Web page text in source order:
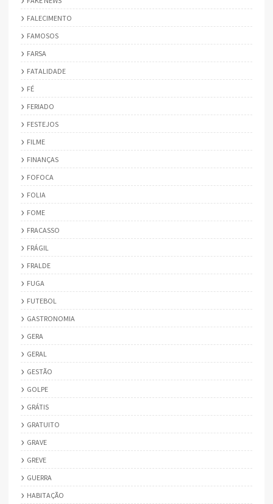
FALECIMENTO
FAMOSOS
FARSA
FATALIDADE
FÉ
FERIADO
FESTEJOS
FILME
FINANÇAS
FOFOCA
FOLIA
FOME
FRACASSO
FRÁGIL
FRALDE
FUGA
FUTEBOL
GASTRONOMIA
GERA
GERAL
GESTÃO
GOLPE
GRÁTIS
GRATUITO
GRAVE
GREVE
GUERRA
HABITAÇÃO